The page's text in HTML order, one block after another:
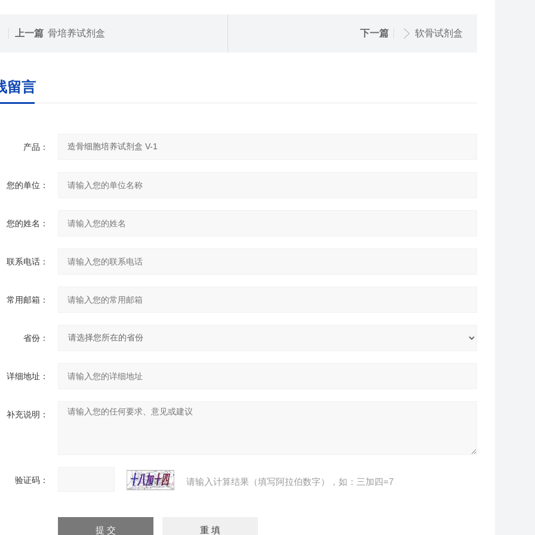
上一篇 骨培养试剂盒 下一篇 软骨试剂盒
留言
产品：
您的单位：
您的姓名：
联系电话：
常用邮箱：
省份：
详细地址：
补充说明：
验证码： 请输入计算结果（填写阿拉伯数字），如：三加四=7